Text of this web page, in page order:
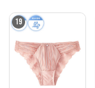
19